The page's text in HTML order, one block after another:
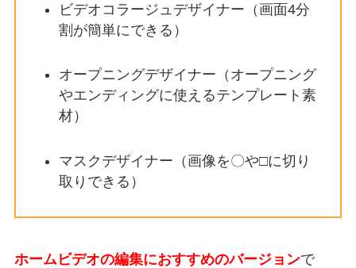
ビデオコラージュデザイナー（画面4分
割が簡単にできる）
オープニングデザイナー（オープニング
やエンディングに使えるテンプレート素
材）
マスクデザイナー（画像を〇や□に切り
取りできる）
ホームビデオの編集におすすめのバージョンで